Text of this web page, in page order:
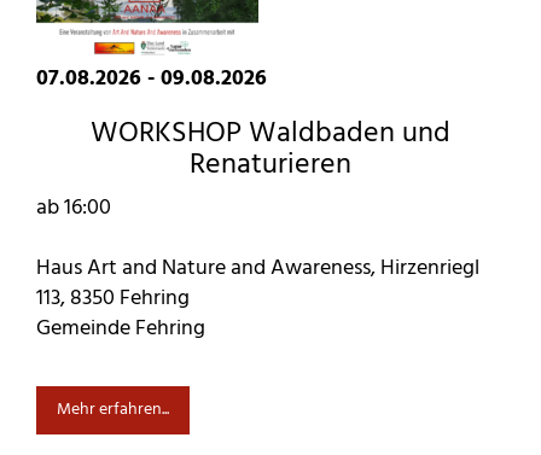
07.08.2026 - 09.08.2026
WORKSHOP Waldbaden und
Renaturieren
ab 16:00
Haus Art and Nature and Awareness, Hirzenriegl
113, 8350 Fehring
Gemeinde Fehring
Mehr erfahren...